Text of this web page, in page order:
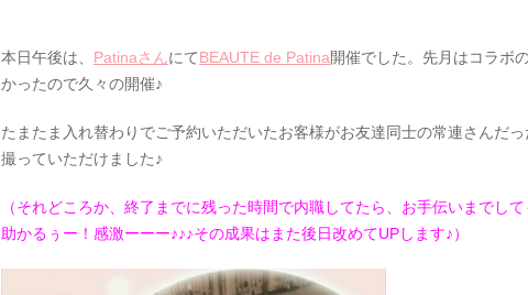
本日午後は、 PatinaさんにてBEAUTE de Patina開催でした。先月はコラボ
かったので久々の開催♪
たまたま入れ替わりでご予約いただいたお客様がお友達同士の常連さんだ
撮っていただけました♪
（それどころか、終了までに残った時間で内職してたら、お手伝いまでして
助かるぅー！感激ーーー♪♪♪その成果はまた後日改めてUPします♪）